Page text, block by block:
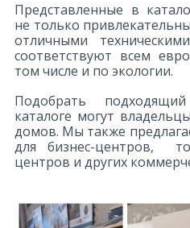
Представленные в
не только
отличными
соответствуют всем
том числе и по экологии.
Подобрать
каталоге могут
домов. Мы также
для бизнес-центров,
центров и других
Пол в прихожей
Пол в столовой